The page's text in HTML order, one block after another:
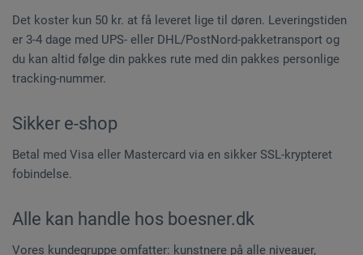
Det koster kun 50 kr. at få leveret lige til døren. Leveringstiden
er 3-4 dage med UPS- eller DHL/PostNord-pakketransport og
du kan altid følge din pakkes rute med din pakkes personlige
tracking-nummer.
Sikker e-shop
Betal med Visa eller Mastercard via en sikker SSL-krypteret
fobindelse.
Alle kan handle hos boesner.dk
Vores kundegruppe omfatter: kunstnere på alle niveauer,